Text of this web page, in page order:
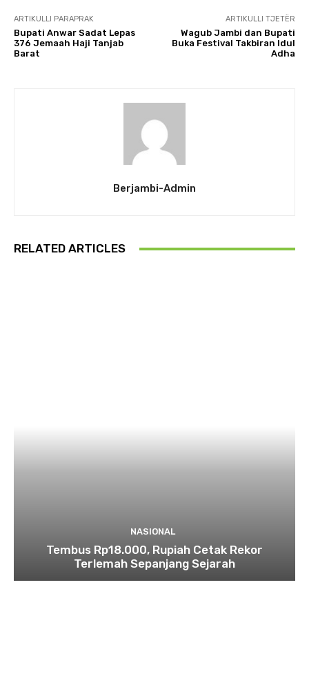
ARTIKULLI PARAPRAK
Bupati Anwar Sadat Lepas
376 Jemaah Haji Tanjab
Barat
ARTIKULLI TJETËR
Wagub Jambi dan Bupati
Buka Festival Takbiran Idul
Adha
Berjambi-Admin
RELATED ARTICLES
NASIONAL
Tembus Rp18.000, Rupiah Cetak Rekor
Terlemah Sepanjang Sejarah